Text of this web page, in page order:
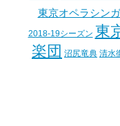
東京オペラシン
2018-19シーズン 東
楽団 沼尻竜典 清水